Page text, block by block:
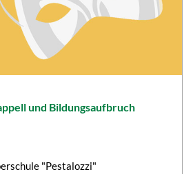
und Bildungsaufbruch
"Pestalozzi"